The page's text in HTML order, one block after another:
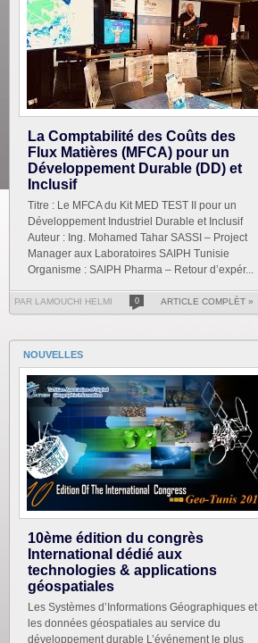
La Comptabilité des Coûts des
Flux Matières (MFCA) pour un
Développement Durable (DD) et
Inclusif
Titre : Le MFCA du Kit MED TEST II pour un
Développement Industriel Durable et Inclusif
Auteur : Ing. Mohamed Tahar SASSI – Project
Manager aux Laboratoires SAIPH Tunisie
Organisme : SAIPH Pharma – Retour d’expér...
PAR LAMOUCHI HELMI 0 ARTICLE COMPLÈT »
NOUVELLES
10ème édition du congrès
International dédié aux
technologies & applications
géospatiales
Les Systèmes d’Informations Géographiques et
les données géospatiales au service du
développement durable L’événement le plus